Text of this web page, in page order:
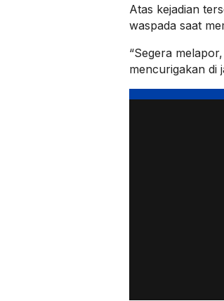
Atas kejadian
waspada saat
“Segera
mencurigakan di